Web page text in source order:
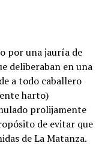
por una jauría de
deliberaban en una
a todo caballero
harto)
prolijamente
de evitar que
de La Matanza.